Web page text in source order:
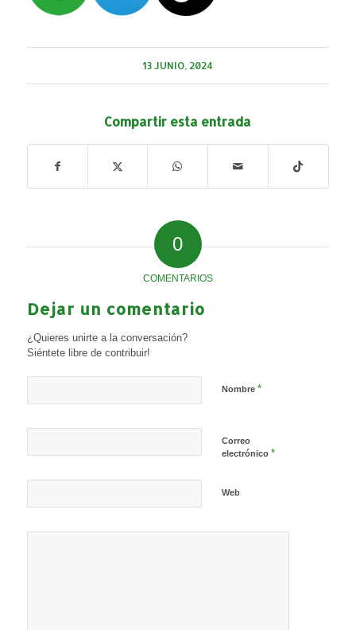
13 JUNIO, 2024
Compartir esta entrada
0
COMENTARIOS
Dejar un comentario
¿Quieres unirte a la conversación?
Siéntete libre de contribuir!
Nombre *
Correo
electrónico *
Web